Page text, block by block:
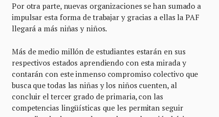
Por otra parte, nuevas organizaciones se han sumado a
impulsar esta forma de trabajar y gracias a ellas la PAF
llegará a más niñas y niños.
Más de medio millón de estudiantes estarán en sus
respectivos estados aprendiendo con esta mirada y
contarán con este inmenso compromiso colectivo que
busca que todas las niñas y los niños cuenten, al
concluir el tercer grado de primaria, con las
competencias lingüísticas que les permitan seguir